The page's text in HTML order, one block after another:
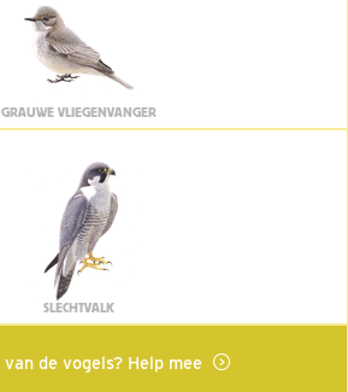
GRAUWE VLIEGENVANGER
SLECHTVALK
de vogels? Help mee